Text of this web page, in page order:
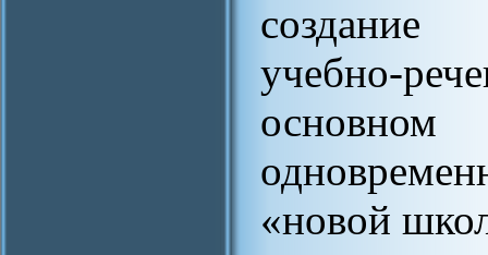
создание
учебно-
«новой